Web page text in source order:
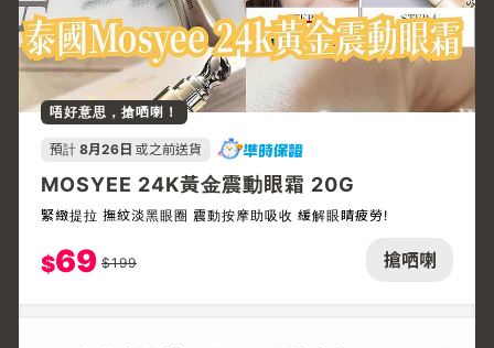
搶哂喇
唔好意思，搶哂喇！
預計 8月26日 或之前送貨
MOSYEE 24K黃金震動眼霜 20G
緊緻提拉 撫紋淡黑眼圈 震動按摩助吸收 緩解眼睛疲勞!
$69 $199